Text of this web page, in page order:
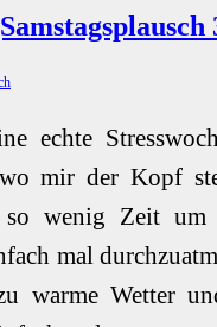
echte
mir der Kopf
wenig Zeit um
mal
warme Wetter